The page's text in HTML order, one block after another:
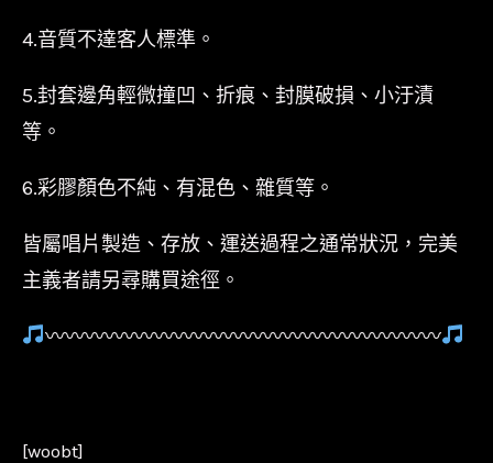
4.音質不達客人標準。
5.封套邊角輕微撞凹、折痕、封膜破損、小汙漬
等。
6.彩膠顏色不純、有混色、雜質等。
皆屬唱片製造、存放、運送過程之通常狀況，完美
主義者請另尋購買途徑。
〰〰〰〰〰〰〰〰〰〰〰〰〰〰〰〰〰〰〰〰
[woobt]